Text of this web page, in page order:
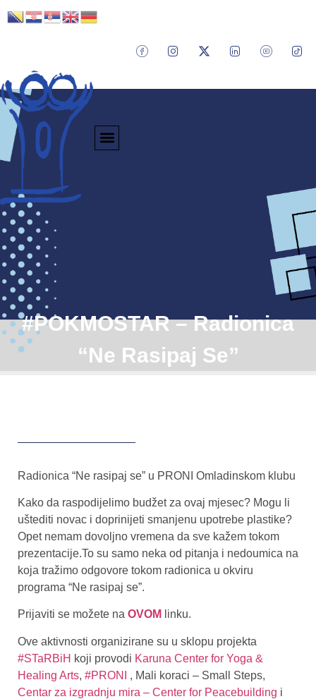
#POKMOSTAR – Radionica
“Ne Rasipaj Se”
Radionica “Ne rasipaj se” u PRONI Omladinskom klubu
Kako da raspodijelimo budžet za ovaj mjesec? Mogu li
uštediti novac i doprinijeti smanjenu upotrebe plastike?
Opet nemam dovoljno vremena da sve kažem tokom
prezentacije.To su samo neka od pitanja i nedoumica na
koja tražimo odgovore tokom radionica u okviru
programa “Ne rasipaj se”.
Prijaviti se možete na OVOM linku.
Ove aktivnosti organizirane su u sklopu projekta
#STaRBiH koji provodi Karuna Center for Yoga &
Healing Arts, #PRONI
, Mali koraci – Small Steps,
Centar za izgradnju mira – Center for Peacebuilding i